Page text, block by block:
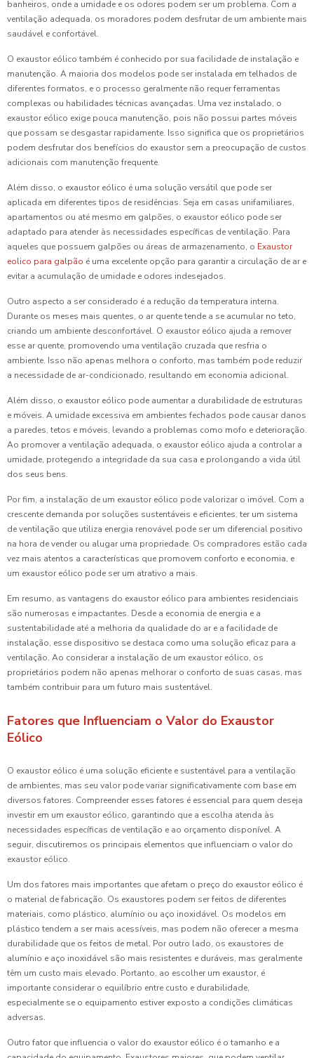
banheiros, onde a umidade e os odores podem ser um problema. Com a
ventilação adequada, os moradores podem desfrutar de um ambiente mais
saudável e confortável.
O exaustor eólico também é conhecido por sua facilidade de instalação e
manutenção. A maioria dos modelos pode ser instalada em telhados de
diferentes formatos, e o processo geralmente não requer ferramentas
complexas ou habilidades técnicas avançadas. Uma vez instalado, o
exaustor eólico exige pouca manutenção, pois não possui partes móveis
que possam se desgastar rapidamente. Isso significa que os proprietários
podem desfrutar dos benefícios do exaustor sem a preocupação de custos
adicionais com manutenção frequente.
Além disso, o exaustor eólico é uma solução versátil que pode ser
aplicada em diferentes tipos de residências. Seja em casas unifamiliares,
apartamentos ou até mesmo em galpões, o exaustor eólico pode ser
adaptado para atender às necessidades específicas de ventilação. Para
aqueles que possuem galpões ou áreas de armazenamento, o Exaustor
eolico para galpão é uma excelente opção para garantir a circulação de ar e
evitar a acumulação de umidade e odores indesejados.
Outro aspecto a ser considerado é a redução da temperatura interna.
Durante os meses mais quentes, o ar quente tende a se acumular no teto,
criando um ambiente desconfortável. O exaustor eólico ajuda a remover
esse ar quente, promovendo uma ventilação cruzada que resfria o
ambiente. Isso não apenas melhora o conforto, mas também pode reduzir
a necessidade de ar-condicionado, resultando em economia adicional.
Além disso, o exaustor eólico pode aumentar a durabilidade de estruturas
e móveis. A umidade excessiva em ambientes fechados pode causar danos
a paredes, tetos e móveis, levando a problemas como mofo e deterioração.
Ao promover a ventilação adequada, o exaustor eólico ajuda a controlar a
umidade, protegendo a integridade da sua casa e prolongando a vida útil
dos seus bens.
Por fim, a instalação de um exaustor eólico pode valorizar o imóvel. Com a
crescente demanda por soluções sustentáveis e eficientes, ter um sistema
de ventilação que utiliza energia renovável pode ser um diferencial positivo
na hora de vender ou alugar uma propriedade. Os compradores estão cada
vez mais atentos a características que promovem conforto e economia, e
um exaustor eólico pode ser um atrativo a mais.
Em resumo, as vantagens do exaustor eólico para ambientes residenciais
são numerosas e impactantes. Desde a economia de energia e a
sustentabilidade até a melhoria da qualidade do ar e a facilidade de
instalação, esse dispositivo se destaca como uma solução eficaz para a
ventilação. Ao considerar a instalação de um exaustor eólico, os
proprietários podem não apenas melhorar o conforto de suas casas, mas
também contribuir para um futuro mais sustentável.
Fatores que Influenciam o Valor do Exaustor
Eólico
O exaustor eólico é uma solução eficiente e sustentável para a ventilação
de ambientes, mas seu valor pode variar significativamente com base em
diversos fatores. Compreender esses fatores é essencial para quem deseja
investir em um exaustor eólico, garantindo que a escolha atenda às
necessidades específicas de ventilação e ao orçamento disponível. A
seguir, discutiremos os principais elementos que influenciam o valor do
exaustor eólico.
Um dos fatores mais importantes que afetam o preço do exaustor eólico é
o material de fabricação. Os exaustores podem ser feitos de diferentes
materiais, como plástico, alumínio ou aço inoxidável. Os modelos em
plástico tendem a ser mais acessíveis, mas podem não oferecer a mesma
durabilidade que os feitos de metal. Por outro lado, os exaustores de
alumínio e aço inoxidável são mais resistentes e duráveis, mas geralmente
têm um custo mais elevado. Portanto, ao escolher um exaustor, é
importante considerar o equilíbrio entre custo e durabilidade,
especialmente se o equipamento estiver exposto a condições climáticas
adversas.
Outro fator que influencia o valor do exaustor eólico é o tamanho e a